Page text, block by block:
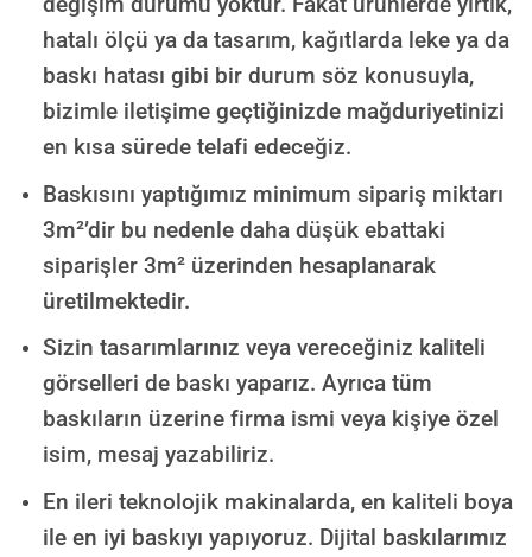
hatalı ölçü ya da tasarım, kağıtlarda leke ya da
baskı hatası gibi bir durum söz konusuyla,
bizimle iletişime geçtiğinizde mağduriyetinizi
en kısa sürede telafi edeceğiz.
Baskısını yaptığımız minimum sipariş miktarı
3m²’dir bu nedenle daha düşük ebattaki
siparişler 3m² üzerinden hesaplanarak
üretilmektedir.
Sizin tasarımlarınız veya vereceğiniz kaliteli
görselleri de baskı yaparız. Ayrıca tüm
baskıların üzerine firma ismi veya kişiye özel
isim, mesaj yazabiliriz.
En ileri teknolojik makinalarda, en kaliteli boya
ile en iyi baskıyı yapıyoruz. Dijital baskılarımız